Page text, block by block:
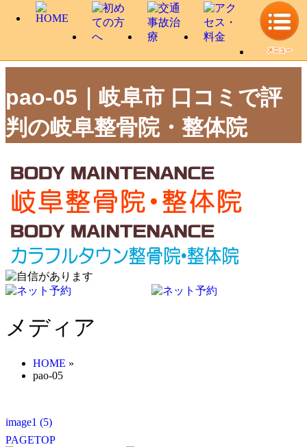
pao-05｜岐阜市 口コミで評
判の岐阜整骨院・整体院
メディア
HOME »
pao-05
image1 (5)
PAGETOP